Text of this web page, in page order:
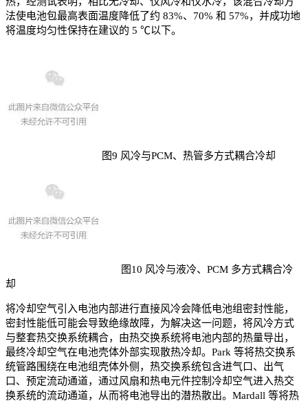
法使电池包最高表面温度降低了约 83%、70% 和 57%，并成功地
将温度均匀性保持在建议的 5 ℃以下。
图9 风冷与PCM、热管多方式耦合冷却
图10 风冷与液冷、PCM 多方式耦合冷
却
将冷却空气引入电池内部进行直接风冷会降低电池组密封性能，
密封性能低可能会导致绝缘故障，为解决这一问题，将风冷方式
与整套热交换系统耦合，由热交换系统将电池内部的热量导出，
最终冷却空气在电池壳体外部实现散热冷却。Park 等将热交换系
统管路围绕在电池组壳体外侧，热交换系统包含进气口、出气
口、预定流动通道，通过风扇和热电元件控制冷却空气进入热交
换系统的流动通道，从而将电池导出的潜热散出。Mardall 等将热